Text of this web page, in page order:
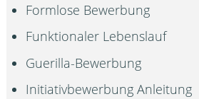
Formlose Bewerbung
Funktionaler Lebenslauf
Guerilla-Bewerbung
Initiativbewerbung Anleitung